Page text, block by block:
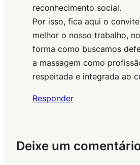
reconhecimento social.
Por isso, fica aqui o
melhor o nosso trabalho,
forma como buscamos
a massagem como
respeitada e integrada ao
Responder
Deixe um